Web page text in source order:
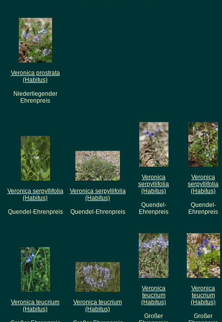
Veronica prostrata
(Habitus)
Niederliegender
Ehrenpreis
Veronica serpyllifolia
(Habitus)
Quendel-Ehrenpreis
Veronica serpyllifolia
(Habitus)
Quendel-Ehrenpreis
Veronica
serpyllifolia
(Habitus)
Quendel-
Ehrenpreis
Veronica
serpyllifolia
(Habitus)
Quendel-
Ehrenpreis
Veronica teucrium
(Habitus)
Veronica teucrium
(Habitus)
Veronica
teucrium
(Habitus)
Großer
Veronica
teucrium
(Habitus)
Großer